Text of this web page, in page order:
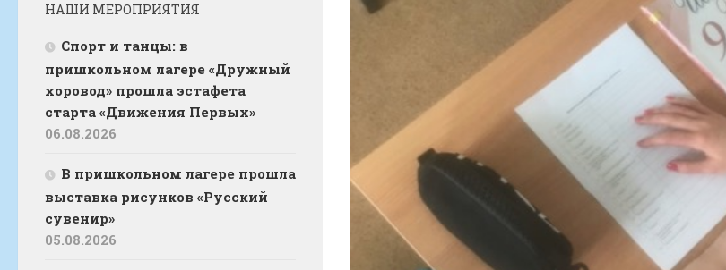
НАШИ МЕРОПРИЯТИЯ
Спорт и танцы: в
пришкольном лагере «Дружный
хоровод» прошла эстафета
старта «Движения Первых»
06.08.2026
В пришкольном лагере прошла
выставка рисунков «Русский
сувенир»
05.08.2026